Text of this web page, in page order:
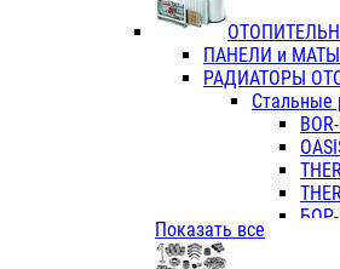
ПАНЕЛИ и МАТЫ
РАДИАТОРЫ
Стальные
Показать все